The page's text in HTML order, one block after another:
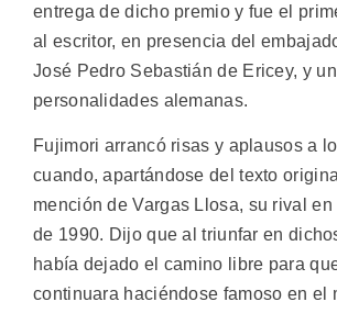
entrega de dicho premio y fue el
al escritor, en presencia del
José Pedro Sebastián de Ericey, y
personalidades alemanas.
Fujimori arrancó risas y aplausos a
cuando, apartándose del texto
mención de Vargas Llosa, su rival
de 1990. Dijo que al triunfar en
había dejado el camino libre para
continuara haciéndose famoso en el